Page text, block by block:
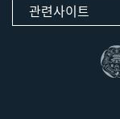
관련사이트